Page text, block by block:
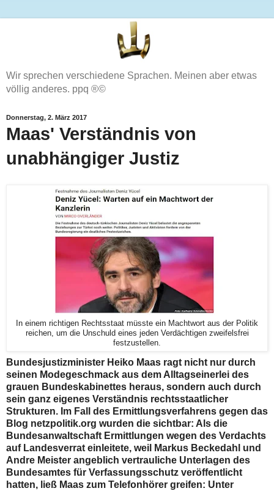
Wir sprechen verschiedene Sprachen. Meinen aber etwas
völlig anderes. ppq ®©
Donnerstag, 2. März 2017
Maas' Verständnis von
unabhängiger Justiz
In einem richtigen Rechtsstaat müsste ein Machtwort aus der Politik
reichen, um die Unschuld eines jeden Verdächtigen zweifelsfrei
festzustellen.
Bundesjustizminister Heiko Maas ragt nicht nur durch
seinen Modegeschmack aus dem Alltagseinerlei des
grauen Bundeskabinettes heraus, sondern auch durch
sein ganz eigenes Verständnis rechtsstaatlicher
Strukturen. Im Fall des Ermittlungsverfahrens gegen das
Blog netzpolitik.org wurden die sichtbar: Als die
Bundesanwaltschaft Ermittlungen wegen des Verdachts
auf Landesverrat einleitete, weil Markus Beckedahl und
Andre Meister angeblich vertrauliche Unterlagen des
Bundesamtes für Verfassungsschutz veröffentlicht
hatten, ließ Maas zum Telefonhörer greifen: Unter